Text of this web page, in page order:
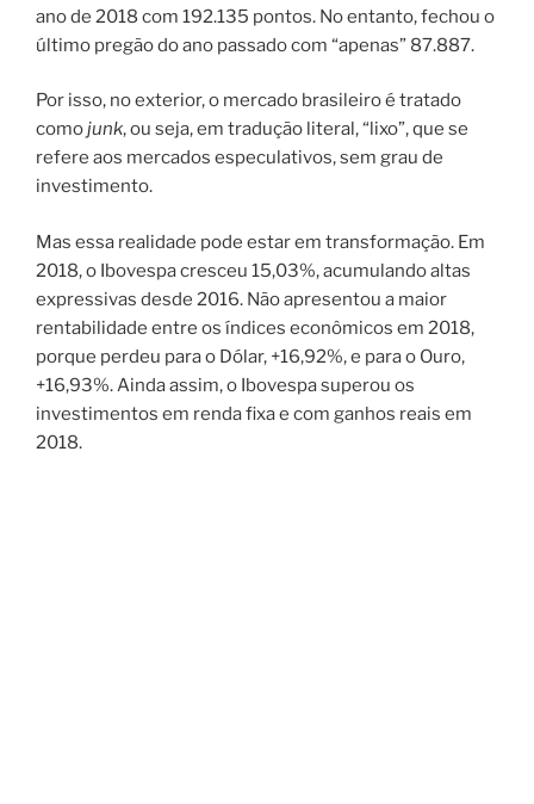
ano de 2018 com 192.135 pontos. No entanto, fechou o
último pregão do ano passado com “apenas” 87.887.
Por isso, no exterior, o mercado brasileiro é tratado
comojunk, ou seja, em tradução literal, “lixo”, que se
refere aos mercados especulativos, sem grau de
investimento.
Mas essa realidade pode estar em transformação. Em
2018, o Ibovespa cresceu 15,03%, acumulando altas
expressivas desde 2016. Não apresentou a maior
rentabilidade entre os índices econômicos em 2018,
porque perdeu para o Dólar, +16,92%, e para o Ouro,
+16,93%. Ainda assim, o Ibovespa superou os
investimentos em renda fixa e com ganhos reais em
2018.­